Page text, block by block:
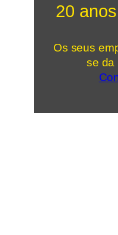
20
Os seus
se da